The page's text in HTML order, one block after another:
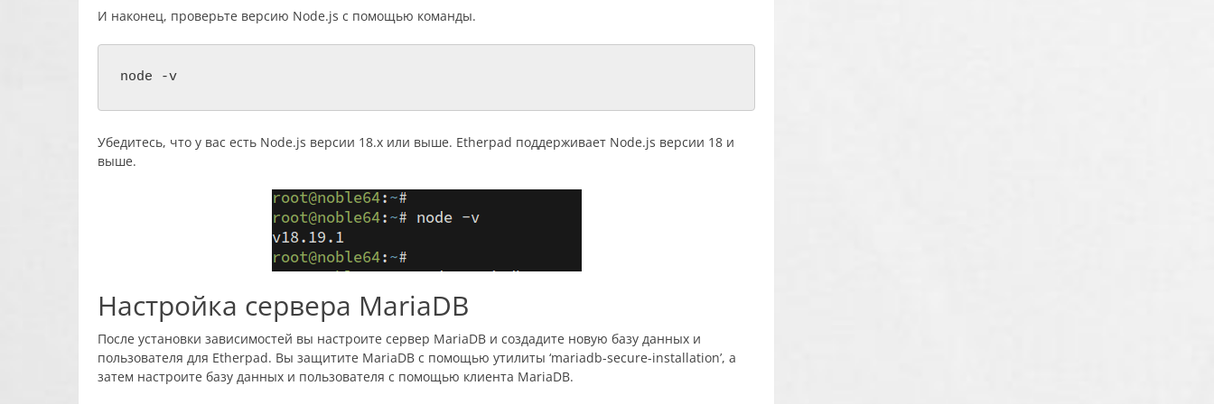
И наконец, проверьте версию Node.js с помощью команды.
node -v
Убедитесь, что у вас есть Node.js версии 18.x или выше. Etherpad поддерживает Node.js версии 18 и
выше.
Настройка сервера MariaDB
После установки зависимостей вы настроите сервер MariaDB и создадите новую базу данных и
пользователя для Etherpad. Вы защитите MariaDB с помощью утилиты ‘mariadb-secure-installation’, а
затем настроите базу данных и пользователя с помощью клиента MariaDB.